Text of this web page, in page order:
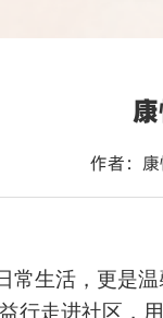
作者：
常生活，更是
行走进社区，